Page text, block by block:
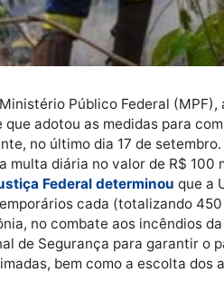
Ministério Público Federal
que adotou as medidas
no último dia 17 de
multa diária no valor de